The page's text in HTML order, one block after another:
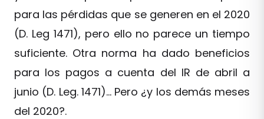
para las pérdidas que se generen en el 2020
(D. Leg 1471), pero ello no parece un tiempo
suficiente. Otra norma ha dado beneficios
para los pagos a cuenta del IR de abril a
junio (D. Leg. 1471)… Pero ¿y los demás meses
del 2020?.